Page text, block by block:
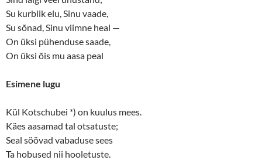
Su kurblik elu, Sinu vaade,
Su sõnad, Sinu viimne heal —
On üksi pühenduse saade,
On üksi õis mu aasa peal
Esimene lugu
Kül Kotschubei *) on kuulus mees.
Käes aasamad tal otsatuste;
Seal söövad vabaduse sees
Ta hobused nii hooletuste.